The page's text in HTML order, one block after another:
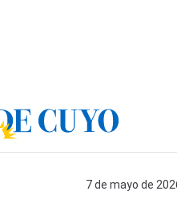
7 de mayo de